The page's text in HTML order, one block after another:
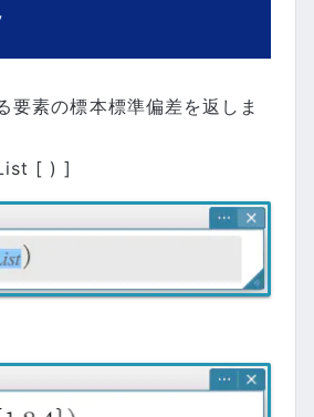
要素の標本標準偏差を返しま
[ ) ]